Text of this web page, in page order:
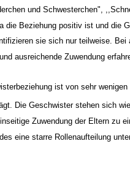
und Schwesterchen",
die Beziehung positiv ist und die
sie sich nur teilweise. Bei
ausreichende Zuwendung
ist von sehr
Die Geschwister stehen sich
Zuwendung der Eltern zu
eine starre Rollenaufteilung